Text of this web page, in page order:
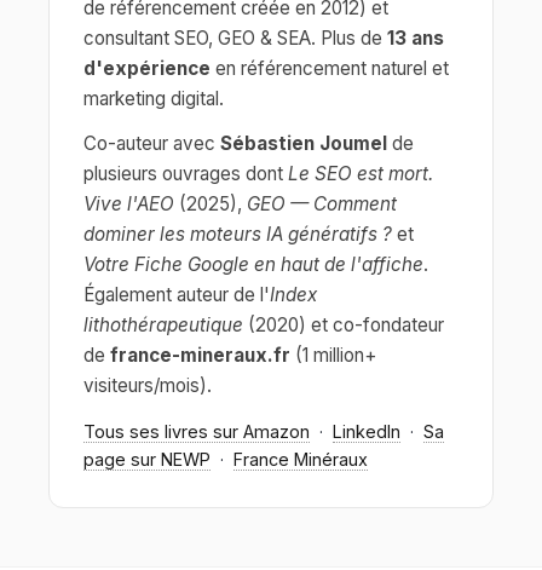
de référencement créée en 2012) et
consultant SEO, GEO & SEA. Plus de 13 ans
d'expérience en référencement naturel et
marketing digital.
Co-auteur avec Sébastien Joumel de
plusieurs ouvrages dont Le SEO est mort.
Vive l'AEO (2025), GEO — Comment
dominer les moteurs IA génératifs ? et
Votre Fiche Google en haut de l'affiche.
Également auteur de l'Index
lithothérapeutique (2020) et co-fondateur
de france-mineraux.fr (1 million+
visiteurs/mois).
Tous ses livres sur Amazon · LinkedIn · Sa
page sur NEWP · France Minéraux